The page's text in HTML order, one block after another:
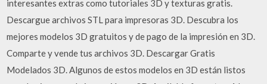
interesantes extras como tutoriales 3D y texturas gratis.
Descargue archivos STL para impresoras 3D. Descubra los
mejores modelos 3D gratuitos y de pago de la impresión en 3D.
Comparte y vende tus archivos 3D. Descargar Gratis
Modelados 3D. Algunos de estos modelos en 3D están listos